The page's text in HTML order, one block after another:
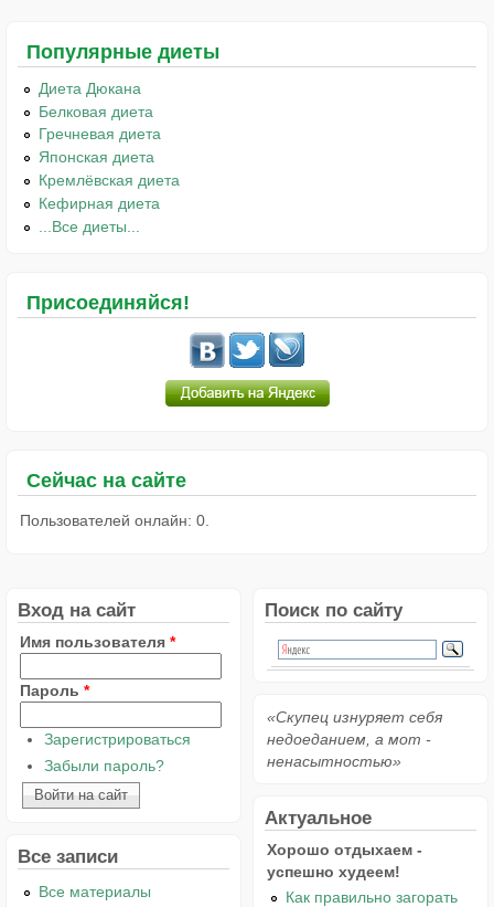
Популярные диеты
Диета Дюкана
Белковая диета
Гречневая диета
Японская диета
Кремлёвская диета
Кефирная диета
...Все диеты...
Присоединяйся!
Сейчас на сайте
Пользователей онлайн: 0.
Вход на сайт
Имя пользователя *
Пароль *
Зарегистрироваться
Забыли пароль?
Все записи
Все материалы
Поиск по сайту
«Скупец изнуряет себя
недоеданием, а мот -
ненасытностью»
Актуальное
Хорошо отдыхаем -
успешно худеем!
Как правильно загорать